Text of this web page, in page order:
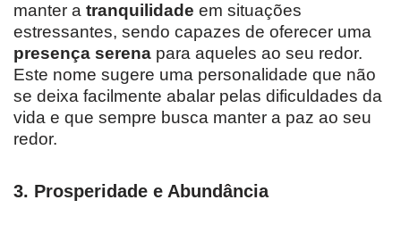
manter a tranquilidade em situações
estressantes, sendo capazes de oferecer uma
presença serena para aqueles ao seu redor.
Este nome sugere uma personalidade que não
se deixa facilmente abalar pelas dificuldades da
vida e que sempre busca manter a paz ao seu
redor.
3. Prosperidade e Abundância